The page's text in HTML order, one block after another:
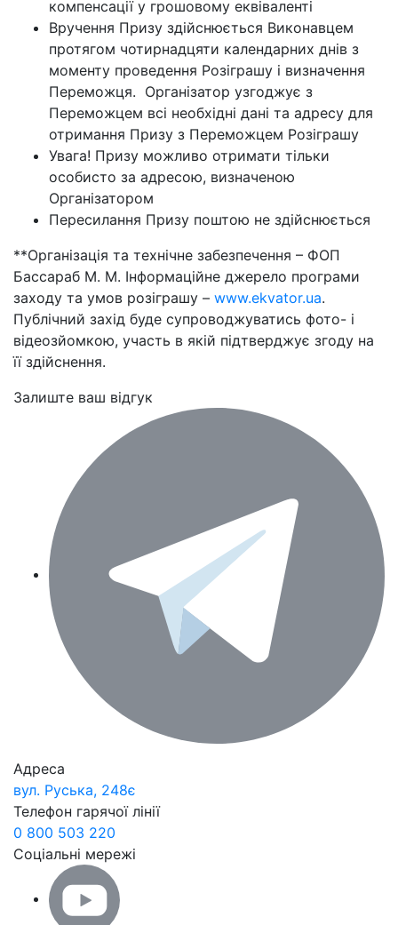
компенсації у грошовому еквіваленті
Вручення Призу здійснюється Виконавцем
протягом чотирнадцяти календарних днів з
моменту проведення Розіграшу і визначення
Переможця. Організатор узгоджує з
Переможцем всі необхідні дані та адресу для
отримання Призу з Переможцем Розіграшу
Увага! Призу можливо отримати тільки
особисто за адресою, визначеною
Організатором
Пересилання Призу поштою не здійснюється
**Організація та технічне забезпечення – ФОП
Бассараб М. М. Інформаційне джерело програми
заходу та умов розіграшу – www.ekvator.ua.
Публічний захід буде супроводжуватись фото- і
відеозйомкою, участь в якій підтверджує згоду на
її здійснення.
Залиште ваш відгук
Адреса
вул. Руська, 248є
Телефон гарячої лінії
0 800 503 220
Соціальні мережі